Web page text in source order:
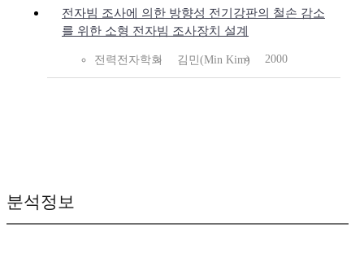
전자빔 조사에 의한 방향성 전기강판의 철손 감소
를 위한 소형 전자빔 조사장치 설계
전력전자학회 김민(Min Kim) 2000
분석정보